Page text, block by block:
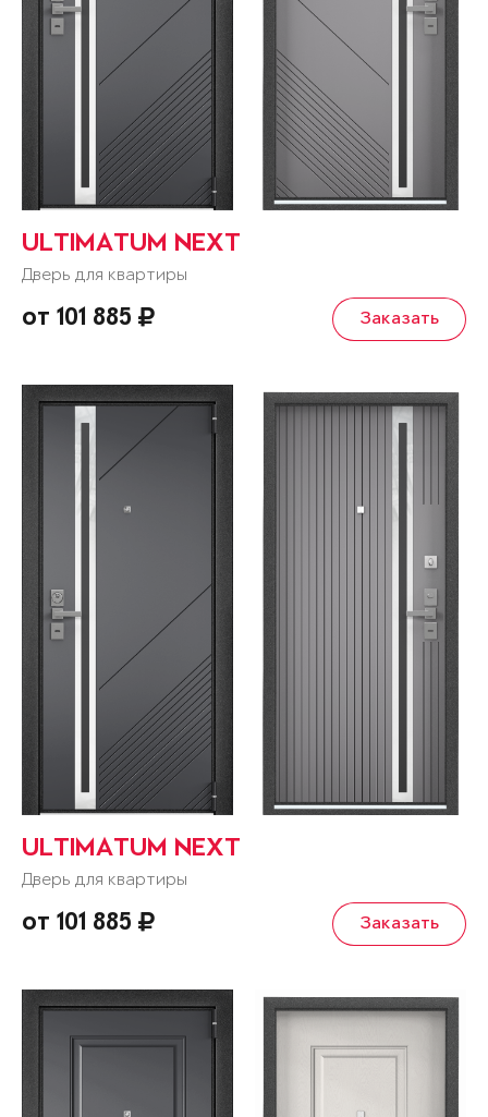
ULTIMATUM NEXT
Дверь для квартиры
от 101 885 Заказать
ULTIMATUM NEXT
Дверь для квартиры
от 101 885 Заказать